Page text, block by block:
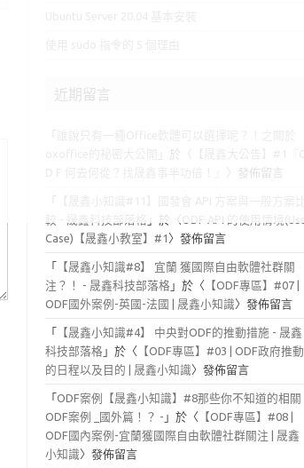
近期留言
」於〈
〉發佈留言
」於〈
Case)【晟鑫小教室】#1 〉發佈留言
「
【晟鑫小知識#8】 宜蘭 獲國際自由軟體社群關
注？！ - 晟鑫科技部落格 」於〈 【ODF專區】#07 |
ODF國外案例-英國-法國 | 晟鑫小知識〉發佈留言
「
【晟鑫小知識#4】 中央對ODF的推動措施 - 晟鑫
科技部落格 」於〈 【ODF專區】#03 | ODF政府推動
的日程以及目的 | 晟鑫小知識〉發佈留言
「ODF案例【晟鑫小知識】#8那些你不知道的相關
ODF案例 _國外篇！？ - 」於〈 【ODF專區】#08 |
ODF國內案例-宜蘭獲國際自由軟體社群關注 | 晟鑫
小知識〉發佈留言